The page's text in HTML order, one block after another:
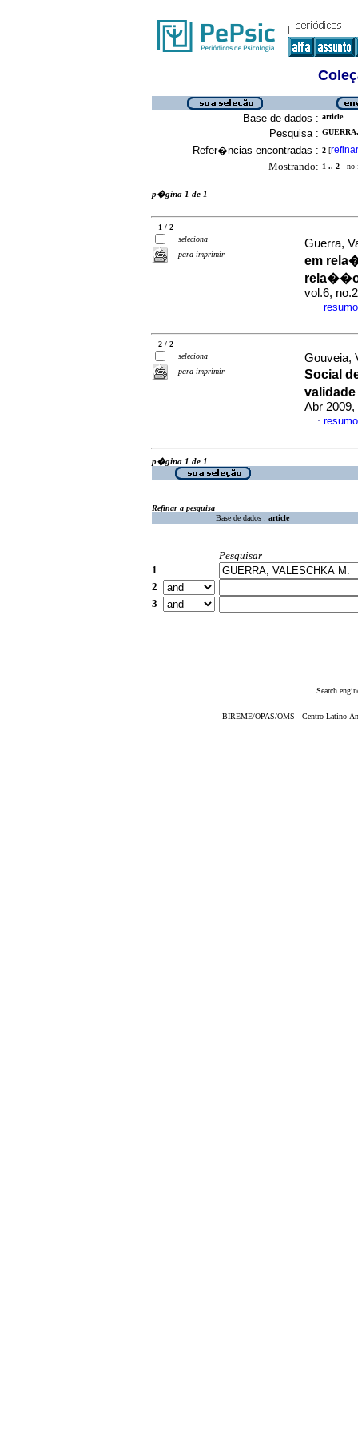
Base de dados : article
Pesquisa :
Refer�ncias encontradas : 2 [refinar
Mostrando: 1 .. 2 no
p�gina 1 de 1
1 / 2
seleciona
para imprimir
Guerra,
em
vol.6,
·
2 / 2
seleciona
para imprimir
Gouveia,
Social
Abr 2009,
·
p�gina 1 de 1
Refinar a pesquisa
Base de dados : article
Pesquisar
1
2
3
Search
BIREME/OPAS/OMS - Centro Latino-